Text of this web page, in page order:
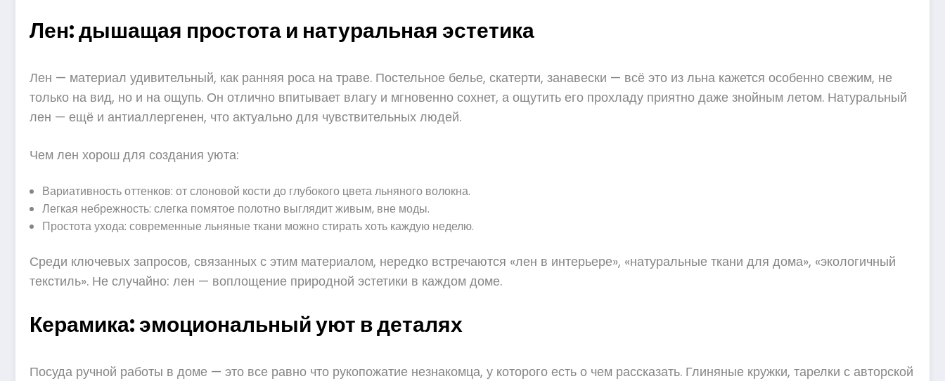
Лен: дышащая простота и натуральная эстетика
Лен — материал удивительный, как ранняя роса на траве. Постельное белье, скатерти, занавески — всё это из льна кажется особенно свежим, не
только на вид, но и на ощупь. Он отлично впитывает влагу и мгновенно сохнет, а ощутить его прохладу приятно даже знойным летом. Натуральный
лен — ещё и антиаллергенен, что актуально для чувствительных людей.
Чем лен хорош для создания уюта:
Вариативность оттенков: от слоновой кости до глубокого цвета льняного волокна.
Легкая небрежность: слегка помятое полотно выглядит живым, вне моды.
Простота ухода: современные льняные ткани можно стирать хоть каждую неделю.
Среди ключевых запросов, связанных с этим материалом, нередко встречаются «лен в интерьере», «натуральные ткани для дома», «экологичный
текстиль». Не случайно: лен — воплощение природной эстетики в каждом доме.
Керамика: эмоциональный уют в деталях
Посуда ручной работы в доме — это все равно что рукопожатие незнакомца, у которого есть о чем рассказать. Глиняные кружки, тарелки с авторской